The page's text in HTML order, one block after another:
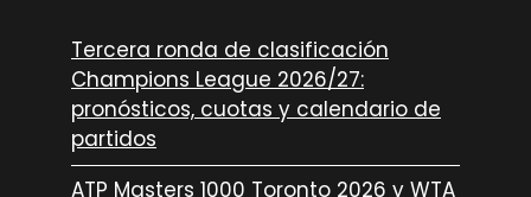
Tercera ronda de clasificación
Champions League 2026/27:
pronósticos, cuotas y calendario de
partidos
ATP Masters 1000 Toronto 2026 y WTA